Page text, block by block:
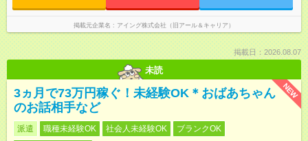
掲載元企業名 アイング株式会社（旧アール＆キャリア）
掲載日：2026.08.07
未読
NEW
3ヵ月で73万円稼ぐ！未経験OK＊おばあちゃん
のお話相手など
派遣 職種未経験OK 社会人未経験OK
ブランクOK